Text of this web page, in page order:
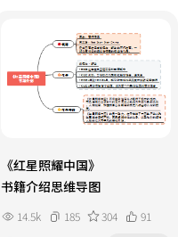
《红星照耀中国》
书籍介绍思维导图
14.5k 185 304
91